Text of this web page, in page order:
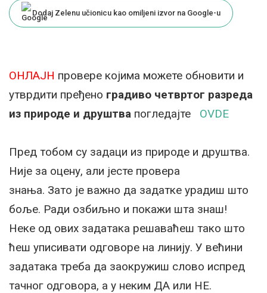
Dodaj Zelenu učionicu kao omiljeni izvor na Google-u
ОНЛАЈН провере којима можете обновити и
утврдити пређено градиво четвртог разреда
из природе и друштва погледајте OVDE
Пред тобом су задаци из природе и друштва.
Није за оцену, али јесте провера
знања. Зато је важно да задатке урадиш што
боље. Ради озбиљно и покажи шта знаш!
Неке од ових задатака решаваћеш тако што
ћеш уписивати одговоре на линију. У већини
задатака треба да заокружиш слово испред
тачног одговора, а у неким ДА или НЕ.